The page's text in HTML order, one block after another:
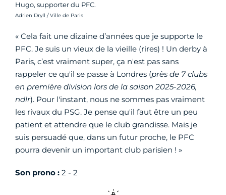
Hugo, supporter du PFC.
Crédit photo :
Adrien Dryll / Ville de Paris
« Cela fait une dizaine d’années que je supporte le
PFC. Je suis un vieux de la vieille (rires) ! Un derby à
Paris, c’est vraiment super, ça n'est pas sans
rappeler ce qu'il se passe à Londres (près de 7 clubs
en première division lors de la saison 2025-2026,
ndlr). Pour l'instant, nous ne sommes pas vraiment
les rivaux du PSG. Je pense qu'il faut être un peu
patient et attendre que le club grandisse. Mais je
suis persuadé que, dans un futur proche, le PFC
pourra devenir un important club parisien ! »
Son prono : 2 - 2